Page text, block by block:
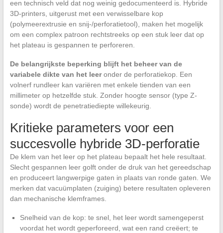
een technisch veld dat nog weinig gedocumenteerd is. Hybride
3D-printers, uitgerust met een verwisselbare kop
(polymeerextrusie en snij-/perforatietool), maken het mogelijk
om een complex patroon rechtstreeks op een stuk leer dat op
het plateau is gespannen te perforeren.
De belangrijkste beperking blijft het beheer van de
variabele dikte van het leeronder de perforatiekop. Een
volnerf rundleer kan variëren met enkele tienden van een
millimeter op hetzelfde stuk. Zonder hoogte sensor (type Z-
sonde) wordt de penetratiediepte willekeurig.
Kritieke parameters voor een
succesvolle hybride 3D-perforatie
De klem van het leer op het plateau bepaalt het hele resultaat.
Slecht gespannen leer golft onder de druk van het gereedschap
en produceert langwerpige gaten in plaats van ronde gaten. We
merken dat vacuümplaten (zuiging) betere resultaten opleveren
dan mechanische klemframes.
Snelheid van de kop: te snel, het leer wordt samengeperst
voordat het wordt geperforeerd, wat een rand creëert; te